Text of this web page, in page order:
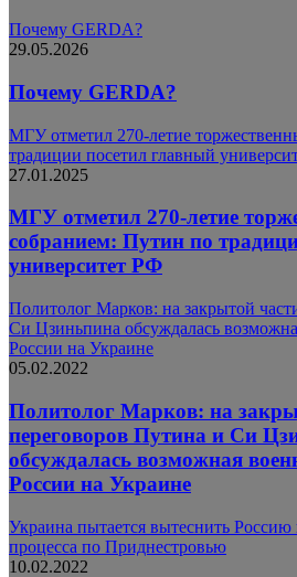
Почему GERDA?
29.05.2026
Почему GERDA?
МГУ отметил 270-летие
традиции посетил главный
27.01.2025
МГУ отметил 270-летие
собранием: Путин по
университет РФ
Политолог Марков: на закрытой
Си Цзиньпина обсуждалась
России на Украине
05.02.2022
Политолог Марков: на
переговоров Путина и Си
обсуждалась возможная
России на Украине
Украина пытается вытеснить Россию
процесса по Приднестровью
10.02.2022